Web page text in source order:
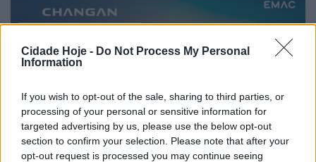
Cidade Hoje - Do Not Process My Personal
Information
If you wish to opt-out of the sale, sharing to third parties, or
processing of your personal or sensitive information for
targeted advertising by us, please use the below opt-out
section to confirm your selection. Please note that after your
opt-out request is processed you may continue seeing
Está patente até à próxima quarta-feira, no Mercado
Urbano da Praça D. Maria II. A população tem livre
acesso a rastreios, atividades físicas e ações de
sensibilização e de informação dedicadas à promoção